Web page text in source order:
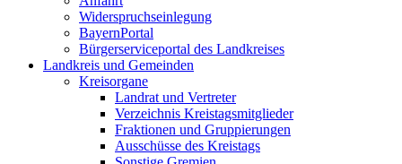
Widerspruchseinlegung
BayernPortal
Bürgerserviceportal des Landkreises
Landkreis und Gemeinden
Kreisorgane
Landrat und Vertreter
Verzeichnis Kreistagsmitglieder
Fraktionen und Gruppierungen
Ausschüsse des Kreistags